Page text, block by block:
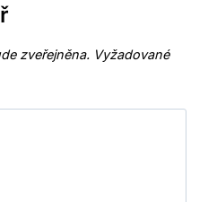
zveřejněna. Vyžadované